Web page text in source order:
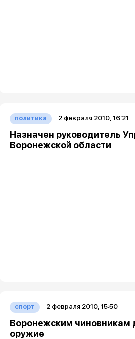
политика 2 февраля 2010, 16:21
Назначен руководитель
Воронежской области
спорт 2 февраля 2010, 15:50
Воронежским чиновникам
оружие